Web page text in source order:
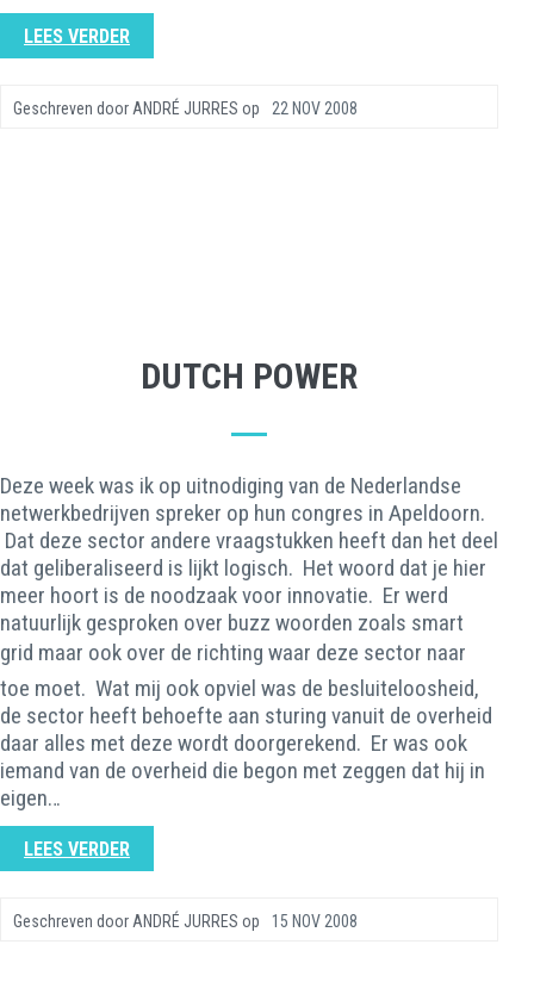
LEES VERDER
Geschreven door ANDRÉ JURRES op 22 NOV 2008
DUTCH POWER
Deze week was ik op uitnodiging van de Nederlandse
netwerkbedrijven spreker op hun congres in Apeldoorn.
Dat deze sector andere vraagstukken heeft dan het deel
dat geliberaliseerd is lijkt logisch. Het woord dat je hier
meer hoort is de noodzaak voor innovatie. Er werd
natuurlijk gesproken over buzz woorden zoals smart
grid maar ook over de richting waar deze sector naar
toe moet. Wat mij ook opviel was de besluiteloosheid,
de sector heeft behoefte aan sturing vanuit de overheid
daar alles met deze wordt doorgerekend. Er was ook
iemand van de overheid die begon met zeggen dat hij in
eigen…
LEES VERDER
Geschreven door ANDRÉ JURRES op 15 NOV 2008